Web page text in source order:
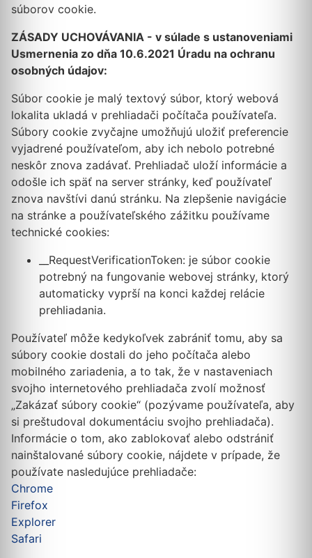
súborov cookie.
ZÁSADY UCHOVÁVANIA - v súlade s ustanoveniami
Usmernenia zo dňa 10.6.2021 Úradu na ochranu
osobných údajov:
Súbor cookie je malý textový súbor, ktorý webová
lokalita ukladá v prehliadači počítača používateľa.
Súbory cookie zvyčajne umožňujú uložiť preferencie
vyjadrené používateľom, aby ich nebolo potrebné
neskôr znova zadávať. Prehliadač uloží informácie a
odošle ich späť na server stránky, keď používateľ
znova navštívi danú stránku. Na zlepšenie navigácie
na stránke a používateľského zážitku používame
technické cookies:
__RequestVerificationToken: je súbor cookie
potrebný na fungovanie webovej stránky, ktorý
automaticky vyprší na konci každej relácie
prehliadania.
Používateľ môže kedykoľvek zabrániť tomu, aby sa
súbory cookie dostali do jeho počítača alebo
mobilného zariadenia, a to tak, že v nastaveniach
svojho internetového prehliadača zvolí možnosť
„Zakázať súbory cookie“ (pozývame používateľa, aby
si preštudoval dokumentáciu svojho prehliadača).
Informácie o tom, ako zablokovať alebo odstrániť
nainštalované súbory cookie, nájdete v prípade, že
používate nasledujúce prehliadače:
Chrome
Firefox
Explorer
Safari